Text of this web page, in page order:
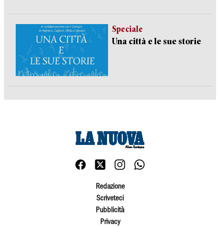
Speciale
Una città e le sue storie
Redazione
Scriveteci
Pubblicità
Privacy